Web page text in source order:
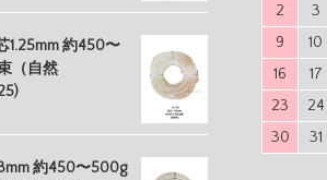
1.25mm 約450〜
（自然
約450〜500g
2
3
9
10
16
17
23
24
30
31